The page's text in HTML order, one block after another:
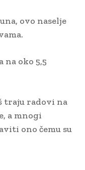
ovo naselje
oko 5,5
traju radovi na
a mnogi
ono čemu su